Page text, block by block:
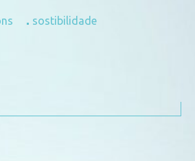
sostibilidade